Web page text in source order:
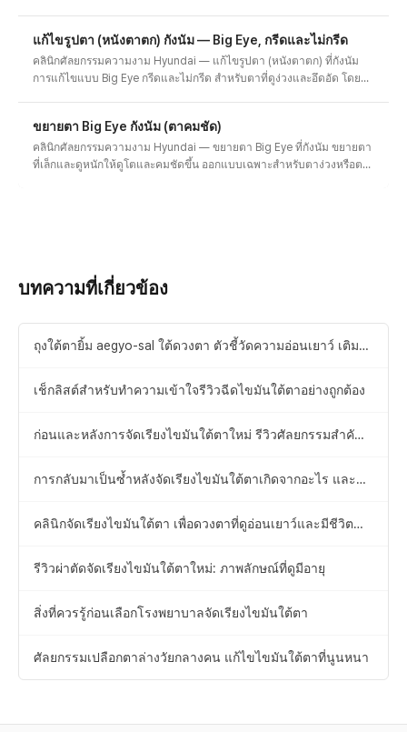
แก้ไขรูปตา (หนังตาตก) กังนัม — Big Eye, กรีดและไม่กรีด
คลินิกศัลยกรรมความงาม Hyundai — แก้ไขรูปตา (หนังตาตก) ที่กังนัม
การแก้ไขแบบ Big Eye กรีดและไม่กรีด สำหรับตาที่ดูง่วงและอึดอัด โดยอิง
ขยายตา Big Eye กังนัม (ตาคมชัด)
คลินิกศัลยกรรมความงาม Hyundai — ขยายตา Big Eye ที่กังนัม ขยายตา
ที่เล็กและดูหนักให้ดูโตและคมชัดขึ้น ออกแบบเฉพาะสำหรับตาง่วงหรือตา
บทความที่เกี่ยวข้อง
ถุงใต้ตายิ้ม aegyo-sal ใต้ดวงตา ตัวชี้วัดความอ่อนเยาว์ เติม
เช็กลิสต์สำหรับทำความเข้าใจรีวิวฉีดไขมันใต้ตาอย่างถูกต้อง
ก่อนและหลังการจัดเรียงไขมันใต้ตาใหม่ รีวิวศัลยกรรมสำคัญ
การกลับมาเป็นซ้ำหลังจัดเรียงไขมันใต้ตาเกิดจากอะไร และ
คลินิกจัดเรียงไขมันใต้ตา เพื่อดวงตาที่ดูอ่อนเยาว์และมีชีวิต
รีวิวผ่าตัดจัดเรียงไขมันใต้ตาใหม่: ภาพลักษณ์ที่ดูมีอายุ
สิ่งที่ควรรู้ก่อนเลือกโรงพยาบาลจัดเรียงไขมันใต้ตา
ศัลยกรรมเปลือกตาล่างวัยกลางคน แก้ไขไขมันใต้ตาที่นูนหนา